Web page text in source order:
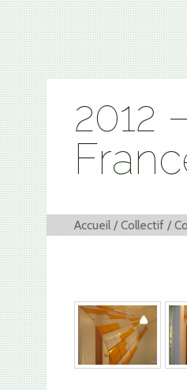
2012
Accueil / Collectif /